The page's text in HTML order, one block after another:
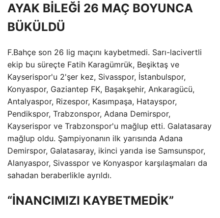
AYAK BİLEĞİ 26 MAÇ BOYUNCA
BÜKÜLDÜ
F.Bahçe son 26 lig maçını kaybetmedi. Sarı-lacivertli
ekip bu süreçte Fatih Karagümrük, Beşiktaş ve
Kayserispor'u 2'şer kez, Sivasspor, İstanbulspor,
Konyaspor, Gaziantep FK, Başakşehir, Ankaragücü,
Antalyaspor, Rizespor, Kasımpaşa, Hatayspor,
Pendikspor, Trabzonspor, Adana Demirspor,
Kayserispor ve Trabzonspor'u mağlup etti. Galatasaray
mağlup oldu. Şampiyonanın ilk yarısında Adana
Demirspor, Galatasaray, ikinci yarıda ise Samsunspor,
Alanyaspor, Sivasspor ve Konyaspor karşılaşmaları da
sahadan beraberlikle ayrıldı.
“İNANCIMIZI KAYBETMEDİK”